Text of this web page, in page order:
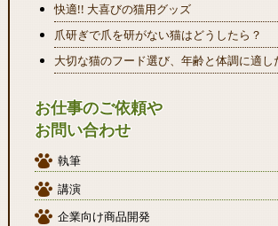
快適!! 大喜びの猫用グッズ
爪研ぎで爪を研がない猫はどうしたら？
大切な猫のフード選び、年齢と体調に適し
お仕事のご依頼や
お問い合わせ
執筆
講演
企業向け商品開発